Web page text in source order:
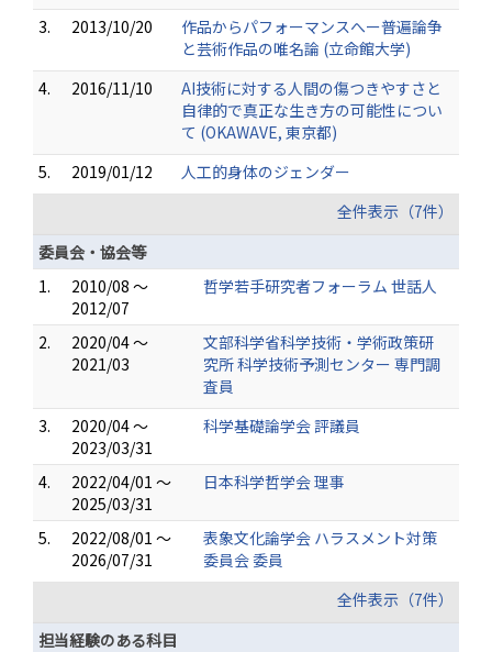
3.
2013/10/20
作品からパフォーマンスへー普遍論争
と芸術作品の唯名論 (立命館大学)
4.
2016/11/10
AI技術に対する人間の傷つきやすさと
自律的で真正な生き方の可能性につい
て (OKAWAVE, 東京都)
5.
2019/01/12
人工的身体のジェンダー
全件表示（7件）
委員会・協会等
1.
2010/08 ～
2012/07
哲学若手研究者フォーラム 世話人
2.
2020/04 ～
2021/03
文部科学省科学技術・学術政策研
究所 科学技術予測センター 専門調
査員
3.
2020/04 ～
2023/03/31
科学基礎論学会 評議員
4.
2022/04/01 ～
2025/03/31
日本科学哲学会 理事
5.
2022/08/01 ～
2026/07/31
表象文化論学会 ハラスメント対策
委員会 委員
全件表示（7件）
担当経験のある科目